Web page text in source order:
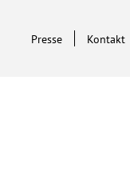
Service-
Presse Kontakt